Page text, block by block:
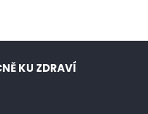
KU ZDRAVÍ